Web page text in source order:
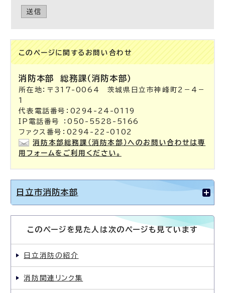
送信
このページに関する お問い合わせ
消防本部総務課（消防本部）
所在地：〒317-0064 茨城県日立市神峰町2－4－
1
代表電話番号：0294-24-0119
IP電話番号 ：050-5528-5166
ファクス番号：0294-22-0102
消防本部総務課（消防本部）へのお問い合わせは専
用フォームをご利用ください。
日立市消防本部
このページを見た人は次のページも見ています
日立消防の紹介
消防関連リンク集